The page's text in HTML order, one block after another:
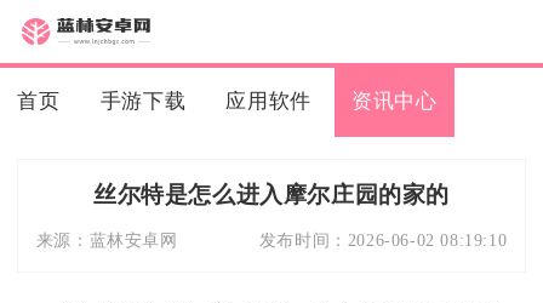
首页 手游下载 应用软件 资讯中心
丝尔特是怎么进入摩尔庄园的家的
来源： 蓝林安卓网 发布时间： 2026-06-02 08:19:10